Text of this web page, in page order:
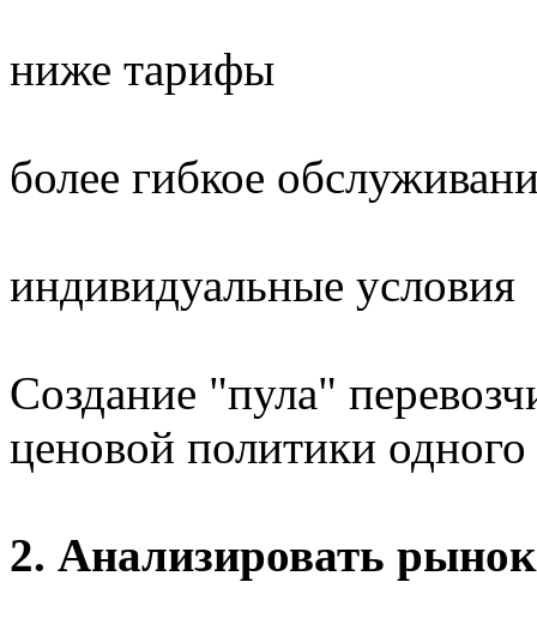
ниже тарифы
более гибкое
индивидуальные условия
Создание "пула"
ценовой политики одного
2. Анализировать